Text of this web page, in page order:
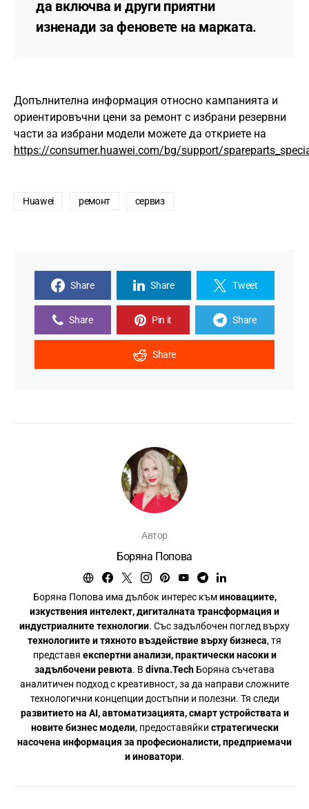
да включва и други приятни
изненади за феновете на марката.
Допълнителна информация относно кампанията и
ориентировъчни цени за ремонт с избрани резервни
части за избрани модели можете да откриете на
https://consumer.huawei.com/bg/support/
Huawei ремонт сервиз
Share Share Tweet
Share Pin it Share
Share
Автор
Боряна Попова
Боряна Попова има дълбок интерес къминовациите,
изкуствения интелект, дигиталната трансформация и
индустриалните технологии. Със задълбочен поглед върху
технологиите и тяхното въздействие върху бизнеса, тя
представя експертни анализи, практически насоки и
задълбочени ревюта. В divna.Tech Боряна съчетава
аналитичен подход с креативност, за да направи сложните
технологични концепции достъпни и полезни. Тя следи
развитието на AI, автоматизацията, смарт устройствата и
новите бизнес модели, предоставяйки стратегически
насочена информация за професионалисти, предприемачи
и иноватори.